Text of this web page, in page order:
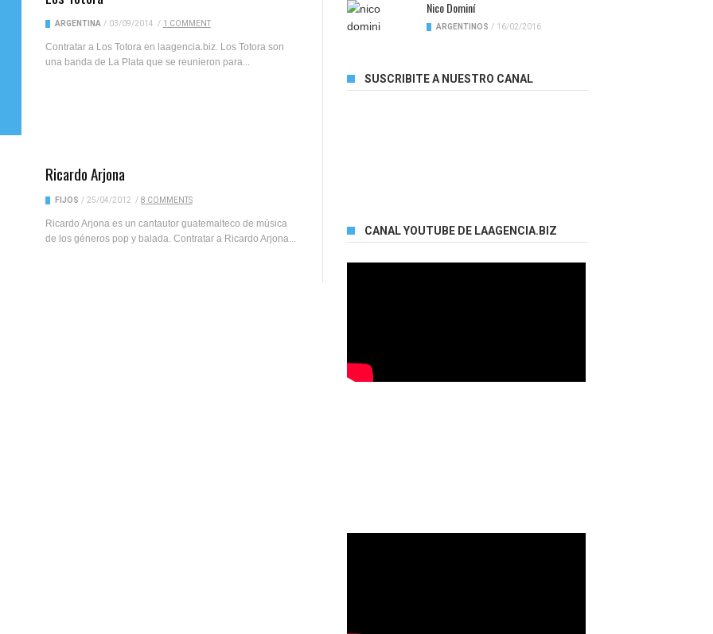
ARGENTINA / 03/09/2014 / 1 COMMENT
Contratar a Los Totora en laagencia.biz. Los Totora son
una banda de La Plata que se reunieron para...
Ricardo Arjona
FIJOS / 25/04/2012 / 8 COMMENTS
Ricardo Arjona es un cantautor guatemalteco de música
de los géneros pop y balada. Contratar a Ricardo Arjona...
Nico Dominí
ARGENTINOS / 16/02/2016
SUSCRIBITE A NUESTRO CANAL
CANAL YOUTUBE DE LAAGENCIA.BIZ